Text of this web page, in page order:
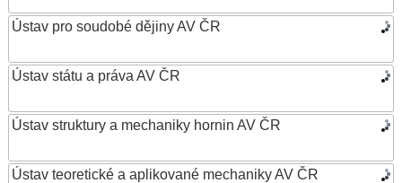
Ústav pro soudobé dějiny AV ČR
Ústav státu a práva AV ČR
Ústav struktury a mechaniky hornin AV ČR
Ústav teoretické a aplikované mechaniky AV ČR